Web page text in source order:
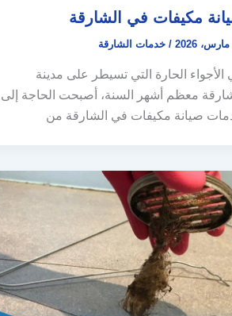
مكيفات في الشارقة
/خدمات الشارقة
الأجواء الحارة التي تسيطر على مدينة
معظم أشهر السنة، أصبحت الحاجة إلى
صيانة مكيفات في الشارقة من